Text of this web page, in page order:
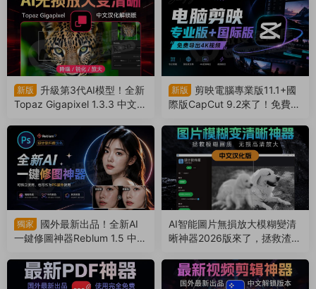
新版
升級第3代AI模型！全新
Topaz Gigapixel 1.3.3 中文漢
翼（260809）
新版
剪映電腦專業版11.1+國
際版CapCut 9.2來了！免費導
通（260804）
獨家
國外最新出品！全新AI
一鍵修圖神器Reblum 1.5 中文
雙手（260803）
AI智能圖片無損放大模糊變清
晰神器2026版來了，拯救渣畫
802）